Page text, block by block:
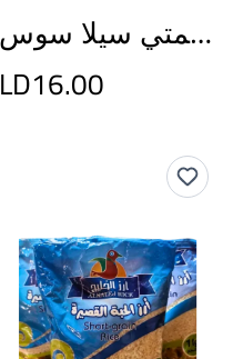
ارز بسمتي سيلا سوس
LD16.00